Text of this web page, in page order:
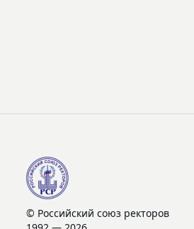
© Российский союз ректоров